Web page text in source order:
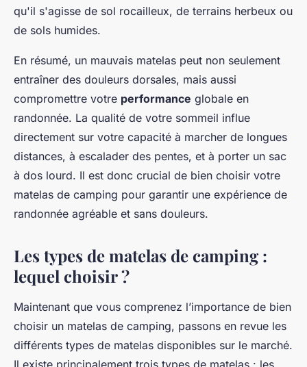
qu'il s'agisse de sol rocailleux, de terrains herbeux ou
de sols humides.
En résumé, un mauvais matelas peut non seulement
entraîner des douleurs dorsales, mais aussi
compromettre votre performance globale en
randonnée. La qualité de votre sommeil influe
directement sur votre capacité à marcher de longues
distances, à escalader des pentes, et à porter un sac
à dos lourd. Il est donc crucial de bien choisir votre
matelas de camping pour garantir une expérience de
randonnée agréable et sans douleurs.
Les types de matelas de camping :
lequel choisir ?
Maintenant que vous comprenez l’importance de bien
choisir un matelas de camping, passons en revue les
différents types de matelas disponibles sur le marché.